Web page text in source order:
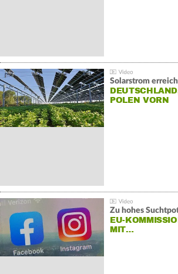
Solarstrom
POLEN VORN
Zu hohes
EU-
MIT…